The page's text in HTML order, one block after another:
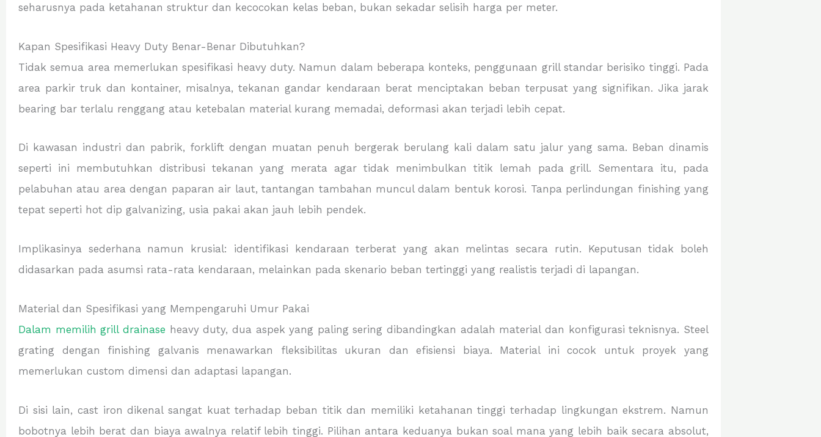
seharusnya pada ketahanan struktur dan kecocokan kelas beban, bukan sekadar selisih harga per meter.
Kapan Spesifikasi Heavy Duty Benar-Benar Dibutuhkan?
Tidak semua area memerlukan spesifikasi heavy duty. Namun dalam beberapa konteks, penggunaan grill standar berisiko tinggi. Pada
area parkir truk dan kontainer, misalnya, tekanan gandar kendaraan berat menciptakan beban terpusat yang signifikan. Jika jarak
bearing bar terlalu renggang atau ketebalan material kurang memadai, deformasi akan terjadi lebih cepat.
Di kawasan industri dan pabrik, forklift dengan muatan penuh bergerak berulang kali dalam satu jalur yang sama. Beban dinamis
seperti ini membutuhkan distribusi tekanan yang merata agar tidak menimbulkan titik lemah pada grill. Sementara itu, pada
pelabuhan atau area dengan paparan air laut, tantangan tambahan muncul dalam bentuk korosi. Tanpa perlindungan finishing yang
tepat seperti hot dip galvanizing, usia pakai akan jauh lebih pendek.
Implikasinya sederhana namun krusial: identifikasi kendaraan terberat yang akan melintas secara rutin. Keputusan tidak boleh
didasarkan pada asumsi rata-rata kendaraan, melainkan pada skenario beban tertinggi yang realistis terjadi di lapangan.
Material dan Spesifikasi yang Mempengaruhi Umur Pakai
Dalam memilih grill drainase heavy duty, dua aspek yang paling sering dibandingkan adalah material dan konfigurasi teknisnya. Steel
grating dengan finishing galvanis menawarkan fleksibilitas ukuran dan efisiensi biaya. Material ini cocok untuk proyek yang
memerlukan custom dimensi dan adaptasi lapangan.
Di sisi lain, cast iron dikenal sangat kuat terhadap beban titik dan memiliki ketahanan tinggi terhadap lingkungan ekstrem. Namun
bobotnya lebih berat dan biaya awalnya relatif lebih tinggi. Pilihan antara keduanya bukan soal mana yang lebih baik secara absolut,